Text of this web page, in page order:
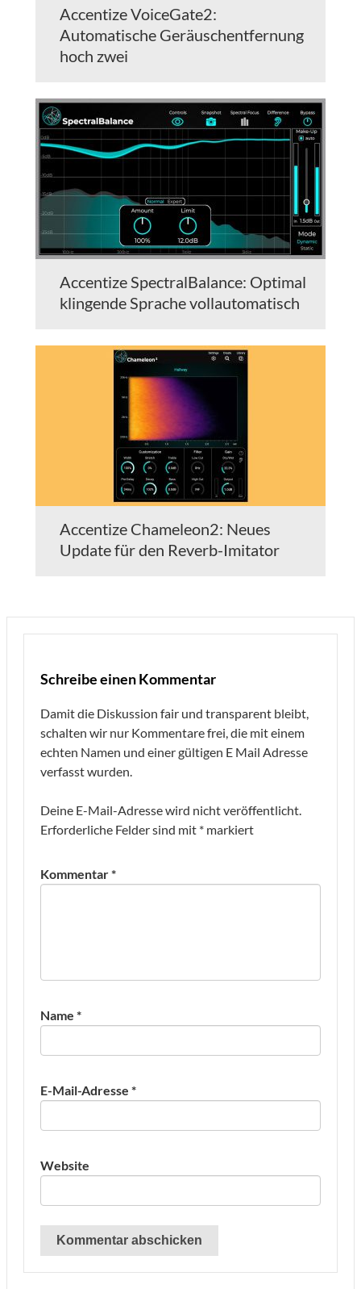
Accentize VoiceGate2:
Automatische Geräuschentfernung
hoch zwei
Accentize SpectralBalance: Optimal
klingende Sprache vollautomatisch
Accentize Chameleon2: Neues
Update für den Reverb-Imitator
Schreibe einen Kommentar
Damit die Diskussion fair und transparent bleibt,
schalten wir nur Kommentare frei, die mit einem
echten Namen und einer gültigen E Mail Adresse
verfasst wurden.
Deine E-Mail-Adresse wird nicht veröffentlicht.
Erforderliche Felder sind mit * markiert
Kommentar*
Name *
E-Mail-Adresse *
Website